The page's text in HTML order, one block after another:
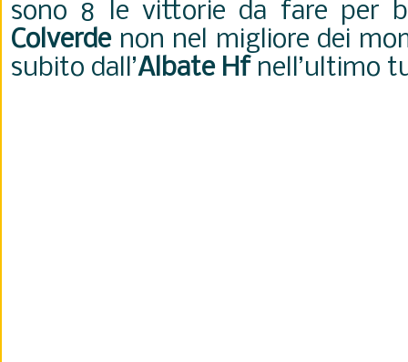
sono 8 le vittorie da fare per
Colverdenon nel migliore dei
subito dall’Albate Hfnell’ultimo